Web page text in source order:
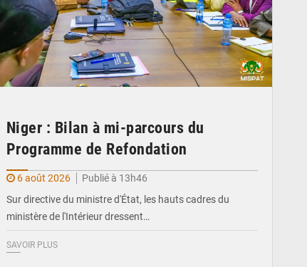
Niger : Bilan à mi-parcours du
Programme de Refondation
6 août 2026
Publié à 13h46
Sur directive du ministre d'État, les hauts cadres du
ministère de l'Intérieur dressent…
SAVOIR PLUS